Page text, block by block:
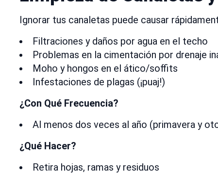
Ignorar tus canaletas puede causar
Filtraciones y daños por agua en el techo
Problemas en la cimentación por drenaje
Moho y hongos en el ático/soffits
Infestaciones de plagas (¡puaj!)
¿Con Qué Frecuencia?
Al menos dos veces al año (primavera y
¿Qué Hacer?
Retira hojas, ramas y residuos